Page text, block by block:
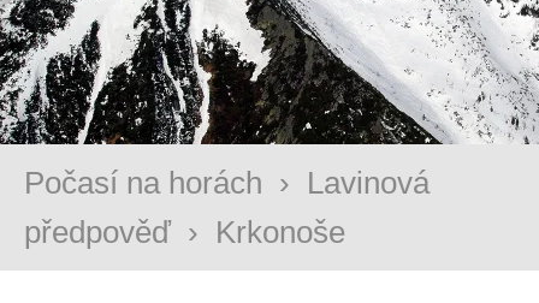
Počasí na horách › Lavinová
předpověď › Krkonoše